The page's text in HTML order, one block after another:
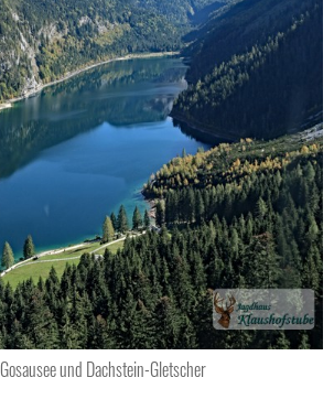
Gosausee und Dachstein-Gletscher